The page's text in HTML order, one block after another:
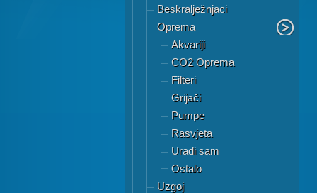
Beskralježnjaci
Oprema
Akvariji
CO2 Oprema
Filteri
Grijači
Pumpe
Rasvjeta
Uradi sam
Ostalo
Uzgoj